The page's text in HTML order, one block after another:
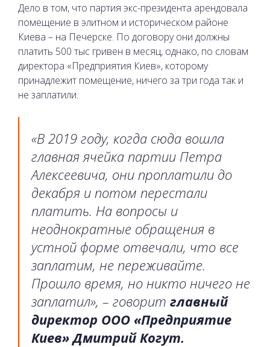
Дело в том, что партия экс-президента арендовала
помещение в элитном и историческом районе
Киева – на Печерске. По договору они должны
платить 500 тыс гривен в месяц, однако, по словам
директора «Предприятия Киев», которому
принадлежит помещение, ничего за три года так и
не заплатили.
«В 2019 году, когда сюда вошла
главная ячейка партии Петра
Алексеевича, они проплатили до
декабря и потом перестали
платить. На вопросы и
неоднократные обращения в
устной форме отвечали, что все
заплатим, не переживайте.
Прошло время, но никто ничего не
заплатил», – говорит главный
директор ООО «Предприятие
Киев» Дмитрий Когут.